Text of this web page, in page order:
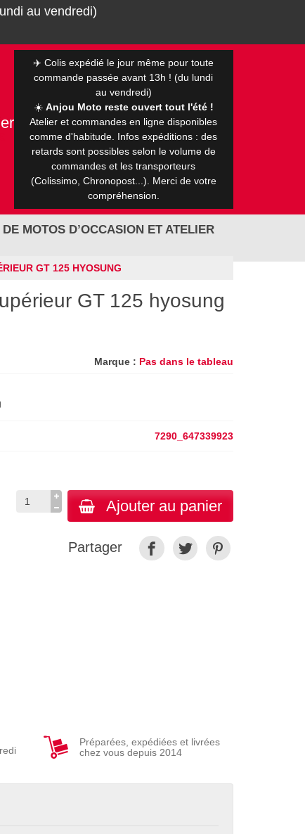
au vendredi)
✈️ Colis expédié le jour même pour toute
commande passée avant 13h ! (du lundi
au vendredi)
☀️ Anjou Moto reste ouvert tout l'été !
Atelier et commandes en ligne disponibles
comme d'habitude. Infos expéditions : des
retards sont possibles selon le volume de
commandes et les transporteurs
(Colissimo, Chronopost...). Merci de votre
compréhension.
MOTOS D’OCCASION ET ATELIER
GT 125 HYOSUNG
GT 125 hyosung
Marque : Pas dans le tableau
7290_647339923
Ajouter au panier
Partager
Préparées, expédiées et livrées
chez vous depuis 2014